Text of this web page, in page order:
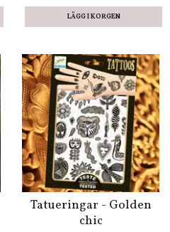
Tatueringar - Golden
chic